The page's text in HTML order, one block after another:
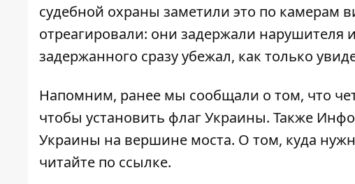
судебной охраны заметили это по камерам
отреагировали: они задержали
задержанного сразу убежал, как только
Напомним, ранее мы сообщали о том, что
чтобы установить флаг Украины. Также
Украины на вершине моста. О том, куда
читайте по ссылке.